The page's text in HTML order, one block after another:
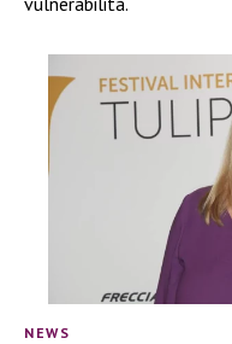
NEWS